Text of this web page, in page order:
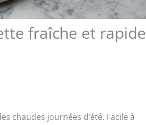
fraîche et rapide
chaudes journées d’été. Facile à